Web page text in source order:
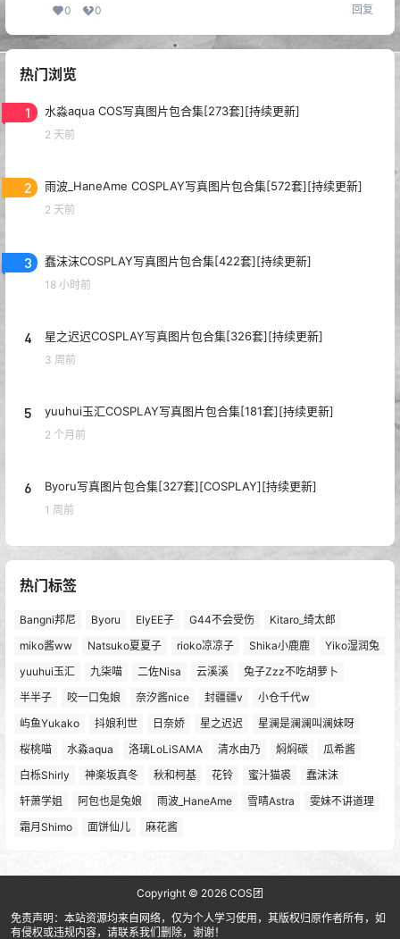
0 0 回复
热门浏览
1 水淼aqua COS写真图片包合集[273套][持续更新]
2 天前
2 雨波_HaneAme COSPLAY写真图片包合集[572套][持续更新]
2 天前
3 蠢沫沫COSPLAY写真图片包合集[422套][持续更新]
18 小时前
4 星之迟迟COSPLAY写真图片包合集[326套][持续更新]
3 周前
5 yuuhui玉汇COSPLAY写真图片包合集[181套][持续更新]
2 个月前
6 Byoru写真图片包合集[327套][COSPLAY][持续更新]
1 周前
热门标签
Bangni邦尼 Byoru ElyEE子 G44不会受伤
Kitaro_绮太郎
miko酱ww
Natsuko夏夏子 rioko凉凉子 Shika小鹿鹿
Yiko湿润兔
yuuhui玉汇
九柒喵 二佐Nisa 云溪溪
兔子Zzz不吃胡萝卜
半半子
咬一口兔娘 奈汐酱nice 封疆疆v
小仓千代w
屿鱼Yukako
抖娘利世 日奈娇 星之迟迟
星澜是澜澜叫澜妹呀
桜桃喵
水淼aqua 洛璃LoLiSAMA 清水由乃 焖焖碳
瓜希酱
白栎Shirly
神楽坂真冬 秋和柯基 花铃 蜜汁猫裘
蠢沫沫
轩萧学姐
阿包也是兔娘 雨波_HaneAme 雪晴Astra
雯妹不讲道理
霜月Shimo
面饼仙儿 麻花酱
Copyright © 2026 COS团
免责声明：本站资源均来自网络，仅为个人学习使用，其版权归原作者所有，如
有侵权或违规内容，请联系我们删除，谢谢！